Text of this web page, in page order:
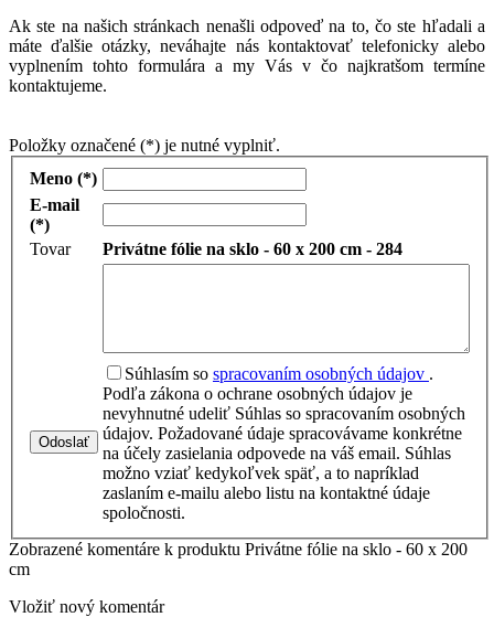
Ak ste na našich stránkach nenašli odpoveď na to, čo ste hľadali a
máte ďalšie otázky, neváhajte nás kontaktovať telefonicky alebo
vyplnením tohto formulára a my Vás v čo najkratšom termíne
kontaktujeme.
Položky označené (*) je nutné vyplniť.
Meno (*)
E-mail
(*)
Tovar
Privátne fólie na sklo - 60 x 200 cm - 284
Odoslať
Súhlasím so spracovaním osobných údajov .
Podľa zákona o ochrane osobných údajov je
nevyhnutné udeliť Súhlas so spracovaním osobných
údajov. Požadované údaje spracovávame konkrétne
na účely zasielania odpovede na váš email. Súhlas
možno vziať kedykoľvek späť, a to napríklad
zaslaním e-mailu alebo listu na kontaktné údaje
spoločnosti.
Zobrazené komentáre k produktu Privátne fólie na sklo - 60 x 200
cm
Vložiť nový komentár